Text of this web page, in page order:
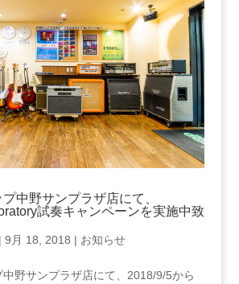
中野サンプラザ店にて、
試奏キャンペーンを実施中致
9月 18, 2018 | お知らせ
野サンプラザ店にて、2018/9/5から